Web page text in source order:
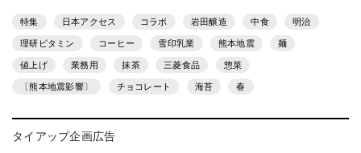
特集 日本アクセス コラボ 岩田醸造 中食 明治
理研ビタミン コーヒー 雪印乳業 熊本地震 麺
値上げ 業務用 抹茶 三菱食品 惣菜
〔熊本地震影響〕 チョコレート 海苔 春
タイアップ企画広告